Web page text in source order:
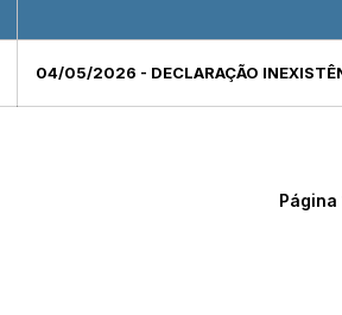
04/05/2026 - DECLARAÇÃO